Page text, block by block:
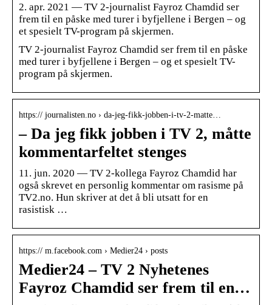
2. apr. 2021 — TV 2-journalist Fayroz Chamdid ser
frem til en påske med turer i byfjellene i Bergen – og
et spesielt TV-program på skjermen.
TV 2-journalist Fayroz Chamdid ser frem til en påske
med turer i byfjellene i Bergen – og et spesielt TV-
program på skjermen.
https:// journalisten.no › da-jeg-fikk-jobben-i-tv-2-matte…
– Da jeg fikk jobben i TV 2, måtte
kommentarfeltet stenges
11. jun. 2020 — TV 2-kollega Fayroz Chamdid har
også skrevet en personlig kommentar om rasisme på
TV2.no. Hun skriver at det å bli utsatt for en
rasistisk …
https:// m.facebook.com › Medier24 › posts
Medier24 – TV 2 Nyhetenes
Fayroz Chamdid ser frem til en…